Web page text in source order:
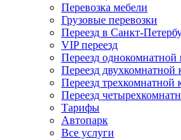
Перевозка мебели
Грузовые перевозки
Переезд в Санкт-
VIP переезд
Переезд однокомнатной
Переезд двухкомнатной
Переезд трехкомнатной
Переезд
Тарифы
Автопарк
Все услуги